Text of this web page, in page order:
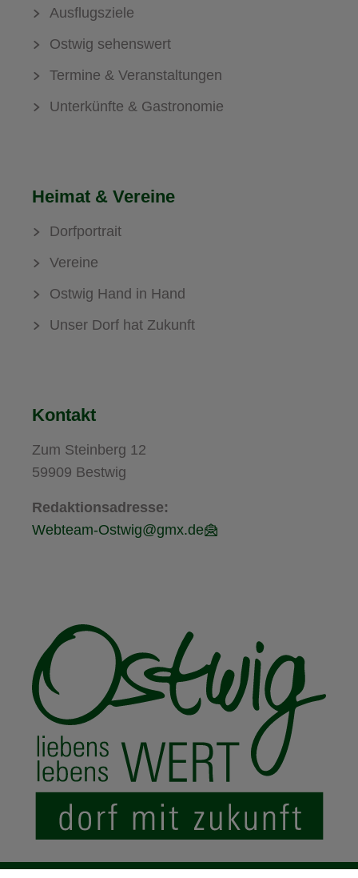
Ausflugsziele
Ostwig sehenswert
Termine & Veranstaltungen
Unterkünfte & Gastronomie
Heimat & Vereine
Dorfportrait
Vereine
Ostwig Hand in Hand
Unser Dorf hat Zukunft
Kontakt
Zum Steinberg 12
59909 Bestwig
Redaktionsadresse:
Webteam-Ostwig@gmx.de